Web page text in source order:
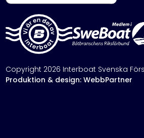
Copyright 2026 Interboat Svenska
Produktion & design: WebbPartner